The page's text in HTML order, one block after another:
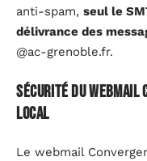
anti-spam, seul le
délivrance des
@ac-grenoble.fr.
Sécurité du webmail
local
Le webmail